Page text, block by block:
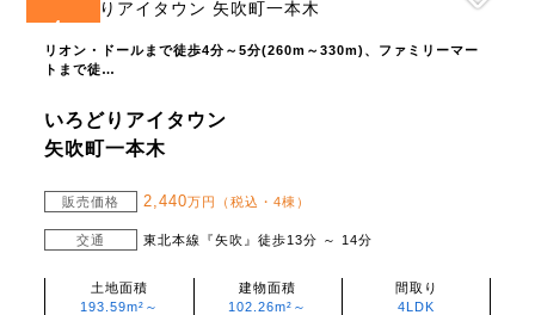
4
リオン・ドールまで徒歩4分～5分(260m～330m)、ファミリーマー
トまで徒…
いろどりアイタウン
矢吹町一本木
販売価格 2,440万円（税込・4棟）
交通 東北本線『矢吹』徒歩13分 ～ 14分
土地面積
193.59m²～
建物面積
102.26m²～
間取り
4LDK